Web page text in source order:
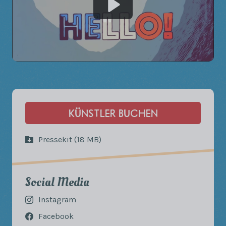
KÜNSTLER BUCHEN
Pressekit (18 MB)
Social Media
Instagram
Facebook